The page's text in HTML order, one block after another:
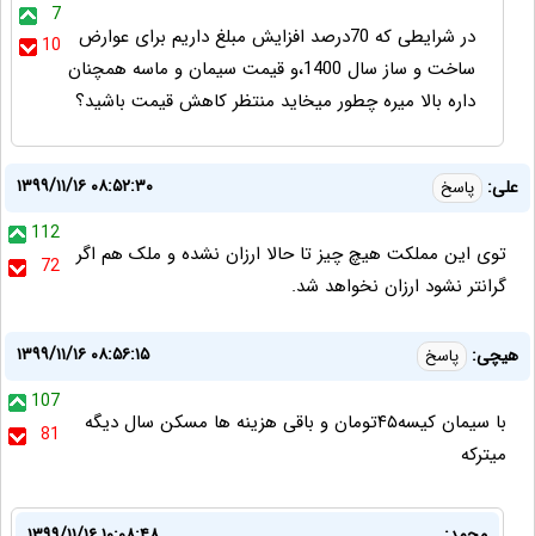
7
10
در شرایطی که 70درصد افزایش مبلغ داریم برای عوارض
ساخت و ساز سال 1400،و قیمت سیمان و ماسه همچنان
داره بالا میره چطور میخاید منتظر کاهش قیمت باشید؟
علی: پاسخ
۱۳۹۹/۱۱/۱۶ ۰۸:۵۲:۳۰
112
72
توی این مملکت هیچ چیز تا حالا ارزان نشده و ملک هم اگر
گرانتر نشود ارزان نخواهد شد.
هیچی: پاسخ
۱۳۹۹/۱۱/۱۶ ۰۸:۵۶:۱۵
107
81
با سیمان کیسه۴۵تومان و باقی هزینه ها مسکن سال دیگه
میترکه